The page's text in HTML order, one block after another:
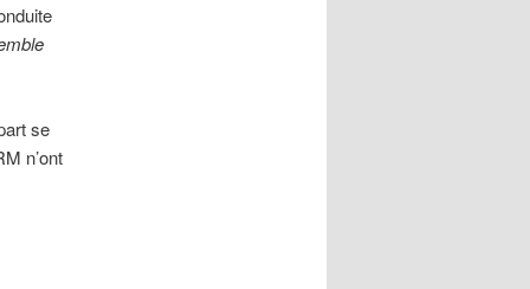
se
n’ont